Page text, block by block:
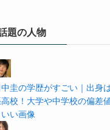
題の人物
中圭の学歴がすごい｜出身
校！大学や中学校の偏差
いい画像